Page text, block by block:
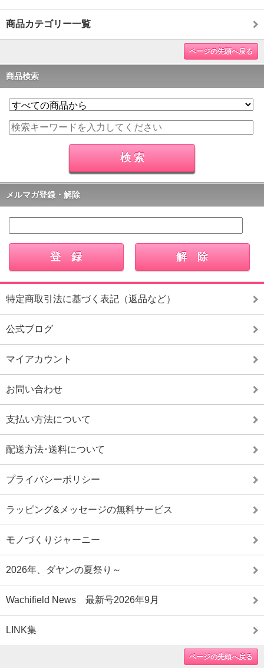
商品カテゴリー一覧
ページの先頭へ戻る
商品検索
メルマガ登録・解除
特定商取引法に基づく表記（返品など）
公式ブログ
マイアカウント
お問い合わせ
支払い方法について
配送方法･送料について
プライバシーポリシー
ラッピング&メッセージの無料サービス
モノづくりジャーニー
2026年、ダヤンの夏祭り～
Wachifield News 最新号2026年9月
LINK集
ページの先頭へ戻る